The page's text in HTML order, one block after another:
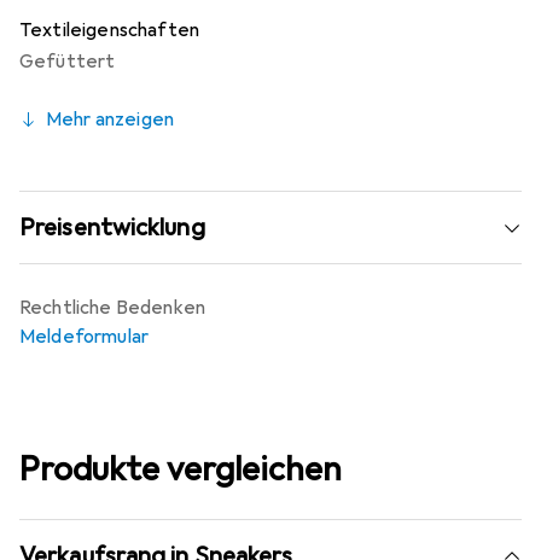
Textileigenschaften
Gefüttert
Mehr anzeigen
Preisentwicklung
Rechtliche Bedenken
Meldeformular
Produkte vergleichen